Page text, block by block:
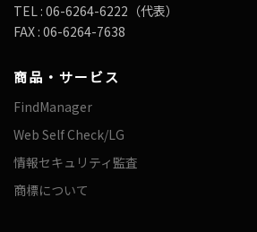
TEL : 06-6264-6222（代表）
FAX : 06-6264-7638
商品・サービス
FindManager
Web Self Check/LG
情報セキュリティ監査
商標について